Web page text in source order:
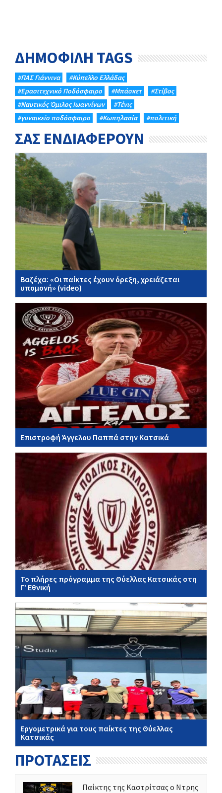
ΔΗΜΟΦΙΛΗ TAGS
#ΠΑΣ Γιάννινα
#Κύπελλο Ελλάδας
#Eρασιτεχνικό Ποδόσφαιρο
#Μπάσκετ
#Στίβος
#Ναυτικός Όμιλος Ιωαννίνων
#Τένις
#γυναικείο ποδόσφαιρο
#Κωπηλασία #πολιτική
ΣΑΣ ΕΝΔΙΑΦΕΡΟΥΝ
Βαζέχα: «Οι παίκτες έχουν όρεξη, χρειάζεται
υπομονή» (video)
Επιστροφή Άγγελου Παππά στην Κατσικά
Το πλήρες πρόγραμμα της Θύελλας Κατσικάς στη
Γ’ Εθνική
Εργομετρικά για τους παίκτες της Θύελλας
Κατσικάς
ΠΡΟΤΑΣΕΙΣ
Παίκτης της Καστρίτσας ο Ντρης